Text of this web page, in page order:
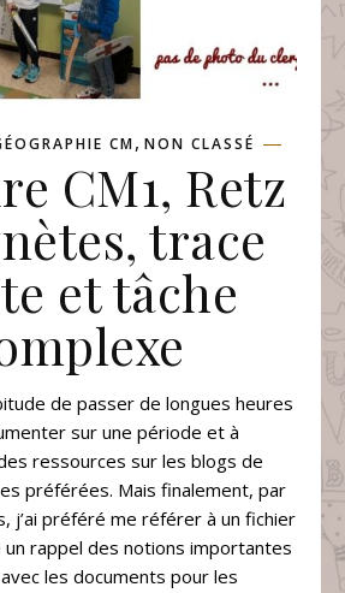
CM, NON CLASSÉ
CM1, Retz
trace
et tâche
de passer de longues heures
sur une période et à
ressources sur les blogs de
préférées. Mais finalement, par
j’ai préféré me référer à un fichier
rappel des notions importantes
les documents pour les